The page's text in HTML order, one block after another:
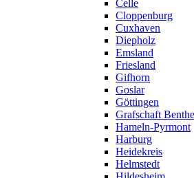
Celle
Cloppenburg
Cuxhaven
Diepholz
Emsland
Friesland
Gifhorn
Goslar
Göttingen
Grafschaft
Hameln-Pyrmont
Harburg
Heidekreis
Helmstedt